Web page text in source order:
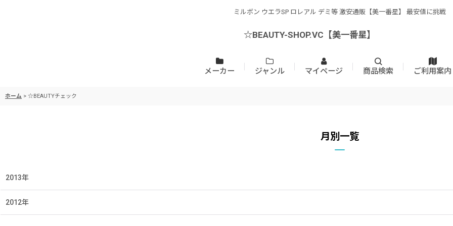
ミルボン ウエラSP ロレアル デミ等 激安通販【美一番星】 最安値に挑戦
☆BEAUTY-SHOP.VC【美一番星】
メーカー ジャンル マイページ 商品検索 ご利用案内
ホーム > ☆BEAUTYチェック
月別一覧
2013年
2012年